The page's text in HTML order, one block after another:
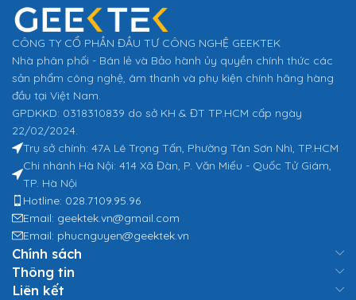
CÔNG TY CỔ PHẦN ĐẦU TƯ CÔNG NGHỆ GEEKTEK
Nhà phân phối - Bán lẻ và Bảo hành ủy quyền chính thức các
sản phẩm công nghệ, âm thanh và phụ kiện chính hãng hàng
đầu tại Việt Nam.
GPDKKD: 0318310839 do sở KH & ĐT TP.HCM cấp ngày
22/02/2024.
Trụ sở chính: 47A Lê Trọng Tấn, Phường Tân Sơn Nhì, TP.HCM
Chi nhánh Hà Nội: 414 Xã Đàn, P. Văn Miếu - Quốc Tử Giám,
TP. Hà Nội
Hotline: 028.7109.95.96
Email: geektek.vn@gmail.com
Email: phucnguyen@geektek.vn
Chính sách
Thông tin
Liên kết